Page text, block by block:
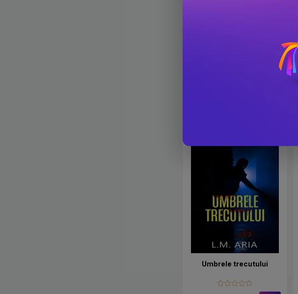
Umbrele trecutului